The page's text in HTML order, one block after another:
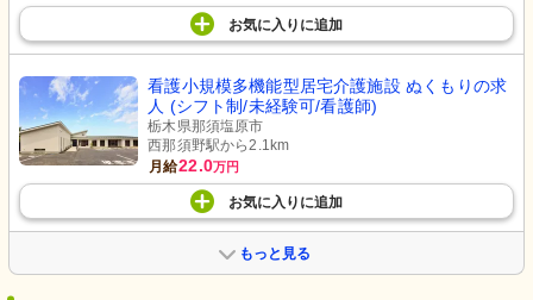
お気に入り に追加
看護小規模多機能型居宅介護施設 ぬくもりの求
人 (シフト制/未経験可/看護師)
栃木県那須塩原市
西那須野駅から2.1km
月給22.0万円
お気に入り に追加
もっと見る